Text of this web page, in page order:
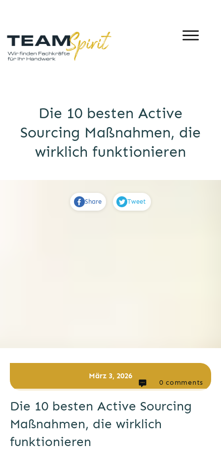
Die 10 besten Active
Sourcing Maßnahmen, die
wirklich funktionieren
Share Tweet
März 3, 2026
0 comments
Die 10 besten Active Sourcing
Maßnahmen, die wirklich
funktionieren